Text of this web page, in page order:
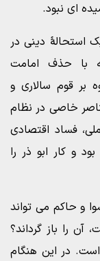
ای نبود.
استحالۀ دینی در
با حذف امامت
بر قوم سالاری و
خاصی در نظام
فساد اقتصادی
و کار ابو ذر را
و حاکم می تواند
آن را باز گرداند؟
در این هنگام